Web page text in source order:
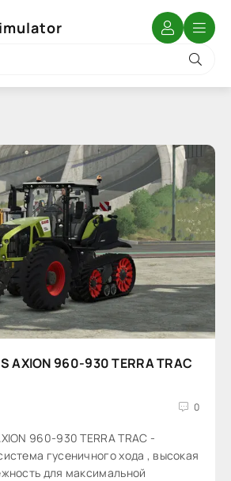
AXION 960-930 TERRA TRAC
0
960-930 TERRA TRAC -
гусеничного хода , высокая
для максимальной